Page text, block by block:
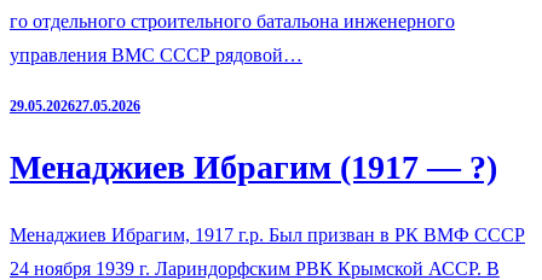
го отдельного строительного батальона инженерного
управления ВМС СССР рядовой…
29.05.202627.05.2026
Менаджиев Ибрагим (1917 — ?)
Менаджиев Ибрагим, 1917 г.р. Был призван в РК ВМФ СССР
24 ноября 1939 г. Лариндорфским РВК Крымской АССР. В